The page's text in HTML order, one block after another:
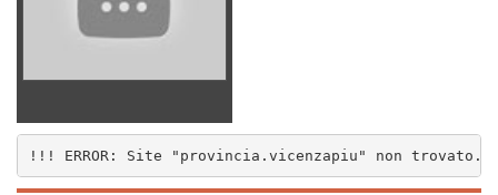
non trovato.. (1572)
!!! ERROR: Site "provincia.vicenzapiu" non trovato..